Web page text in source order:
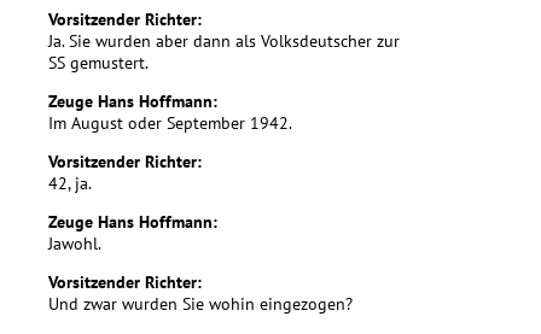
Vorsitzender Richter:
Ja. Sie wurden aber dann als Volksdeutscher zur
SS gemustert.
Zeuge Hans Hoffmann:
Im August oder September 1942.
Vorsitzender Richter:
42, ja.
Zeuge Hans Hoffmann:
Jawohl.
Vorsitzender Richter:
Und zwar wurden Sie wohin eingezogen?